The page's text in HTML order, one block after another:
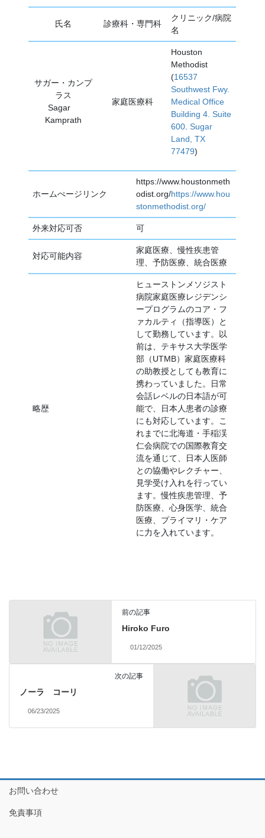
氏名 診療科・専門科
クリニック/病院
名
サガー・カンプ
ラス
Sagar
Kamprath
家庭医療科
Houston
Methodist
(16537
Southwest Fwy.
Medical Office
Building 4. Suite
600 .Sugar
Land, TX
77479)
ホームぺージリンク
https://www.houstonmeth
odist.org/https://www.hou
stonmethodist.org/
外来対応可否 可
対応可能内容
家庭医療、慢性疾患管
理、予防医療、統合医療
略歴
ヒューストンメソジスト
病院家庭医療レジデンシ
ープログラムのコア・フ
ァカルティ（指導医）と
して勤務しています。以
前は、テキサス大学医学
部（UTMB）家庭医療科
の助教授としても教育に
携わっていました。日常
会話レベルの日本語が可
能で、日本人患者の診療
にも対応しています。こ
れまでに北海道・手稲渓
仁会病院での国際教育交
流を通じて、日本人医師
との協働やレクチャー、
見学受け入れを行ってい
ます。慢性疾患管理、予
防医療、心身医学、統合
医療、プライマリ・ケア
に力を入れています。
前の記事
Hiroko Furo
01/12/2025
次の記事
ノーラ コーリ
06/23/2025
お問い合わせ
免責事項